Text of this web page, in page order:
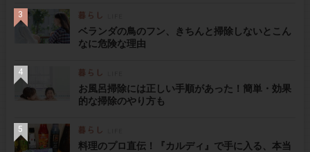
ベランダの鳥のフン、きちんと掃除しないとこん
なに危険な理由
お風呂掃除には正しい手順があった！簡単・効果
的な掃除のやり方も
料理のプロ直伝！『カルディ』で手に入る、本当